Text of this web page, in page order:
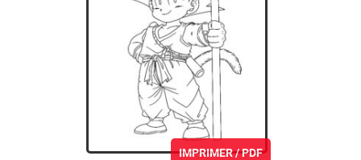
IMPRIMER / PDF